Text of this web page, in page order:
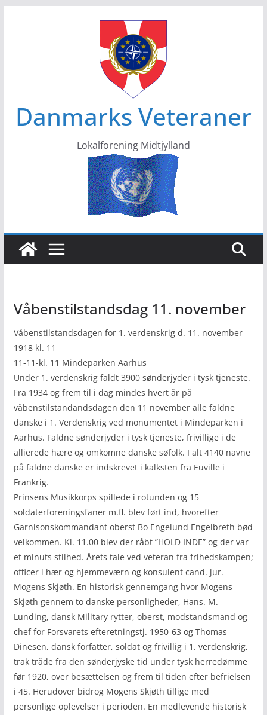
Danmarks Veteraner
Lokalforening Midtjylland
Våbenstilstandsdag 11. november
Våbenstilstandsdagen for 1. verdenskrig d. 11. november
1918 kl. 11
11-11-kl. 11 Mindeparken Aarhus
Under 1. verdenskrig faldt 3900 sønderjyder i tysk tjeneste.
Fra 1934 og frem til i dag mindes hvert år på
våbenstilstandandsdagen den 11 november alle faldne
danske i 1. Verdenskrig ved monumentet i Mindeparken i
Aarhus. Faldne sønderjyder i tysk tjeneste, frivillige i de
allierede hære og omkomne danske søfolk. I alt 4140 navne
på faldne danske er indskrevet i kalksten fra Euville i
Frankrig.
Prinsens Musikkorps spillede i rotunden og 15
soldaterforeningsfaner m.fl. blev ført ind, hvorefter
Garnisonskommandant oberst Bo Engelund Engelbreth bød
velkommen. Kl. 11.00 blev der råbt ”HOLD INDE” og der var
et minuts stilhed. Årets tale ved veteran fra frihedskampen;
officer i hær og hjemmeværn og konsulent cand. jur.
Mogens Skjøth. En historisk gennemgang hvor Mogens
Skjøth gennem to danske personligheder, Hans. M.
Lunding, dansk Military rytter, oberst, modstandsmand og
chef for Forsvarets efteretningstj. 1950-63 og Thomas
Dinesen, dansk forfatter, soldat og frivillig i 1. verdenskrig,
trak tråde fra den sønderjyske tid under tysk herredømme
før 1920, over besættelsen og frem til tiden efter befrielsen
i 45. Herudover bidrog Mogens Skjøth tillige med
personlige oplevelser i perioden. En medlevende historisk